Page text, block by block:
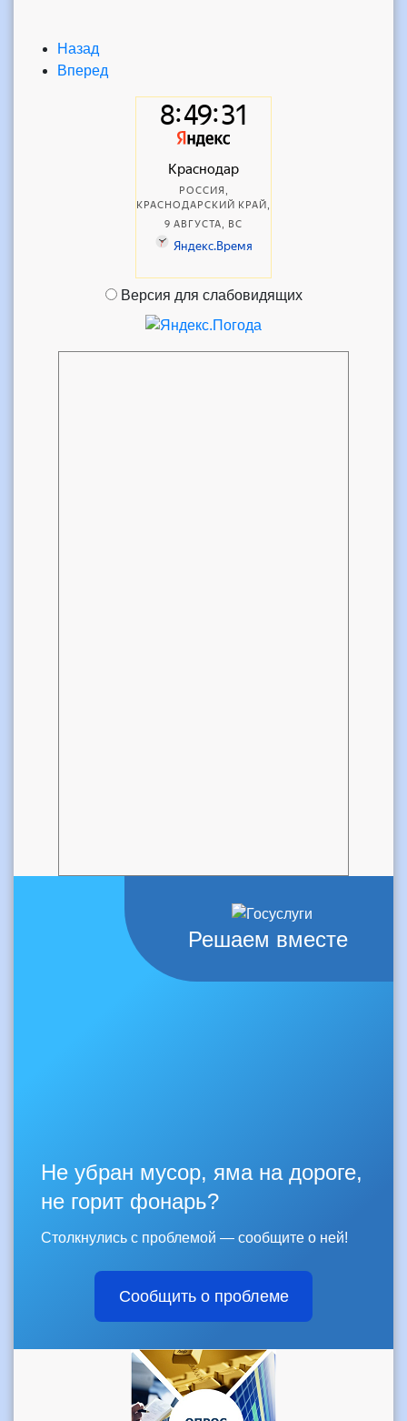
Назад
Вперед
Версия для слабовидящих
Решаем вместе
Не убран мусор, яма на дороге,
не горит фонарь?
Столкнулись с проблемой — сообщите о ней!
Сообщить о проблеме